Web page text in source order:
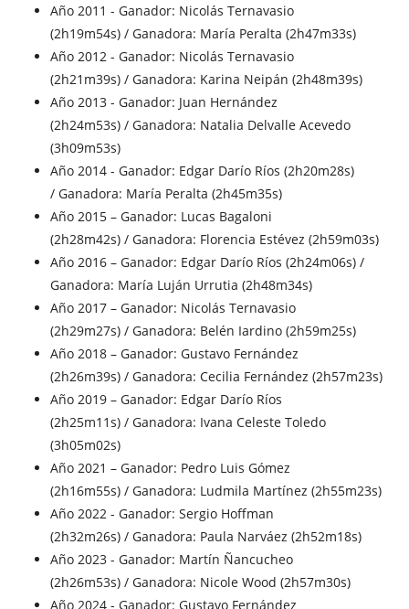
Año 2011 - Ganador: Nicolás Ternavasio
(2h19m54s) / Ganadora: María Peralta (2h47m33s)
Año 2012 - Ganador: Nicolás Ternavasio
(2h21m39s) / Ganadora: Karina Neipán (2h48m39s)
Año 2013 - Ganador: Juan Hernández
(2h24m53s) / Ganadora: Natalia Delvalle Acevedo
(3h09m53s)
Año 2014 - Ganador: Edgar Darío Ríos (2h20m28s)
/ Ganadora: María Peralta (2h45m35s)
Año 2015 – Ganador: Lucas Bagaloni
(2h28m42s) / Ganadora: Florencia Estévez (2h59m03s)
Año 2016 – Ganador: Edgar Darío Ríos (2h24m06s) /
Ganadora: María Luján Urrutia (2h48m34s)
Año 2017 – Ganador: Nicolás Ternavasio
(2h29m27s) / Ganadora: Belén Iardino (2h59m25s)
Año 2018 – Ganador: Gustavo Fernández
(2h26m39s) / Ganadora: Cecilia Fernández (2h57m23s)
Año 2019 – Ganador: Edgar Darío Ríos
(2h25m11s) / Ganadora: Ivana Celeste Toledo
(3h05m02s)
Año 2021 – Ganador: Pedro Luis Gómez
(2h16m55s) / Ganadora: Ludmila Martínez (2h55m23s)
Año 2022 - Ganador: Sergio Hoffman
(2h32m26s) / Ganadora: Paula Narváez (2h52m18s)
Año 2023 - Ganador: Martín Ñancucheo
(2h26m53s) / Ganadora: Nicole Wood (2h57m30s)
Año 2024 - Ganador: Gustavo Fernández